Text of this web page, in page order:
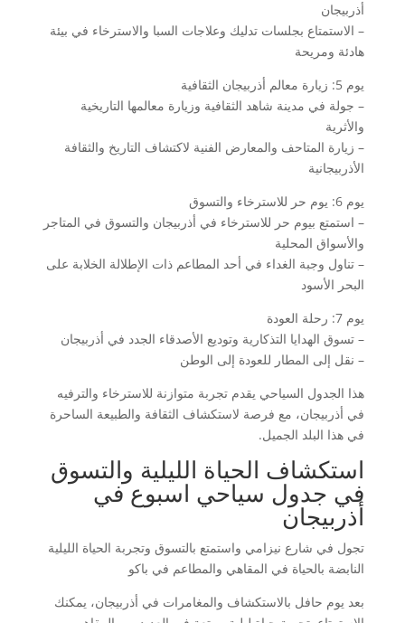
أذربيجان
– الاستمتاع بجلسات تدليك وعلاجات السبا والاسترخاء في بيئة
هادئة ومريحة
يوم 5: زيارة معالم أذربيجان الثقافية
– جولة في مدينة شاهد الثقافية وزيارة معالمها التاريخية
والأثرية
– زيارة المتاحف والمعارض الفنية لاكتشاف التاريخ والثقافة
الأذربيجانية
يوم 6: يوم حر للاسترخاء والتسوق
– استمتع بيوم حر للاسترخاء في أذربيجان والتسوق في المتاجر
والأسواق المحلية
– تناول وجبة الغداء في أحد المطاعم ذات الإطلالة الخلابة على
البحر الأسود
يوم 7: رحلة العودة
– تسوق الهدايا التذكارية وتوديع الأصدقاء الجدد في أذربيجان
– نقل إلى المطار للعودة إلى الوطن
هذا الجدول السياحي يقدم تجربة متوازنة للاسترخاء والترفيه
في أذربيجان، مع فرصة لاستكشاف الثقافة والطبيعة الساحرة
في هذا البلد الجميل.
استكشاف الحياة الليلية والتسوق
في جدول سياحي اسبوع في
أذربيجان
تجول في شارع نيزامي واستمتع بالتسوق وتجربة الحياة الليلية
النابضة بالحياة في المقاهي والمطاعم في باكو
بعد يوم حافل بالاستكشاف والمغامرات في أذربيجان، يمكنك